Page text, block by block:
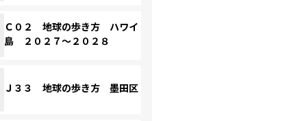
Ｃ０２ 地球の歩き方 ハワイ
島 ２０２７～２０２８
Ｊ３３ 地球の歩き方 墨田区